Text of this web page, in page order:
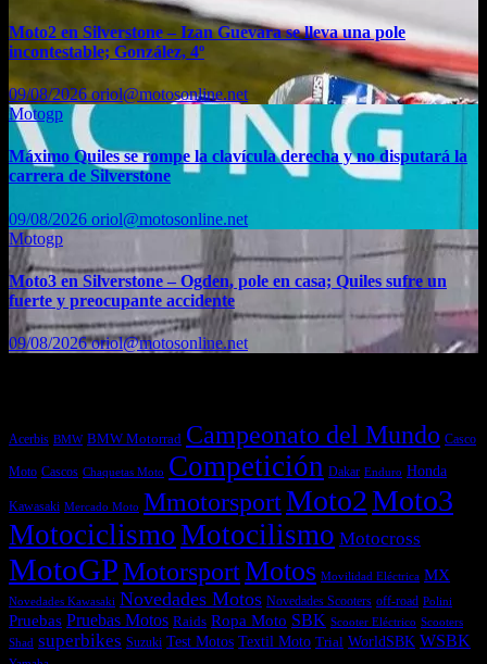
Moto2 en Silverstone – Izan Guevara se lleva una pole
incontestable; González, 4º
09/08/2026 oriol@motosonline.net
Motogp
Máximo Quiles se rompe la clavícula derecha y no disputará la
carrera de Silverstone
09/08/2026 oriol@motosonline.net
Motogp
Moto3 en Silverstone – Ogden, pole en casa; Quiles sufre un
fuerte y preocupante accidente
09/08/2026oriol@motosonline.net
Acerbis BMW BMW Motorrad Campeonato del Mundo Casco
Moto Cascos Chaquetas Moto Competición Dakar Enduro Honda
Kawasaki Mercado Moto MmotorsportMoto2Moto3
MotociclismoMotocilismo Motocross
MotoGPMotorsportMotos Movilidad Eléctrica MX
Novedades Kawasaki Novedades Motos Novedades Scooters off-road Polini
Pruebas Pruebas Motos Raids Ropa Moto SBK Scooter Eléctrico Scooters
Shad superbikes Suzuki Test Motos Textil Moto Trial WorldSBK WSBK